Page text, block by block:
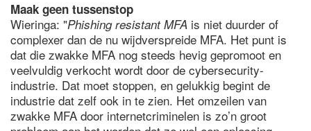
Maak geen tussenstop
Wieringa: "Phishing resistant MFA is niet duurder of
complexer dan de nu wijdverspreide MFA. Het punt is
dat die zwakke MFA nog steeds hevig gepromoot en
veelvuldig verkocht wordt door de cybersecurity-
industrie. Dat moet stoppen, en gelukkig begint de
industrie dat zelf ook in te zien. Het omzeilen van
zwakke MFA door internetcriminelen is zo’n groot